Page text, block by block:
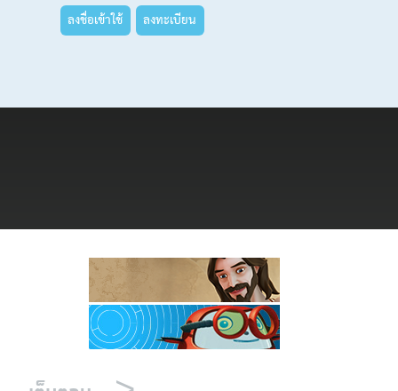
ลงชื่อเข้าใช้ ลงทะเบียน